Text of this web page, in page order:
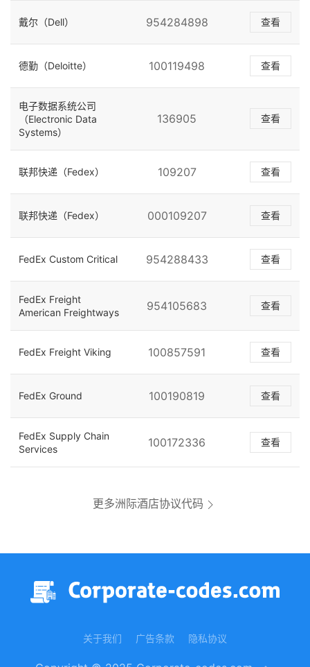
戴尔（Dell） 954284898 查看
德勤（Deloitte） 100119498 查看
电子数据系统公司
（Electronic Data
Systems）
136905 查看
联邦快递（Fedex） 109207 查看
联邦快递（Fedex） 000109207 查看
FedEx Custom Critical 954288433 查看
FedEx Freight
American Freightways
954105683 查看
FedEx Freight Viking 100857591 查看
FedEx Ground 100190819 查看
FedEx Supply Chain
Services
100172336 查看
更多洲际酒店协议代码
关于我们 广告条款 隐私协议